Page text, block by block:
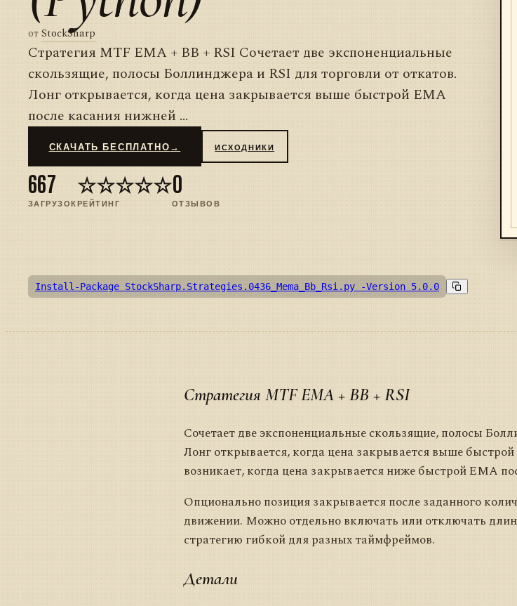
отStockSharp
Стратегия MTF EMA + BB + RSI Сочетает две экспоненциальные
скользящие, полосы Боллинджера и RSI для торговли от откатов.
Лонг открывается, когда цена закрывается выше быстрой EMA
после касания нижней ...
СКАЧАТЬ БЕСПЛАТНО → ИСХОДНИКИ
667
ЗАГРУЗОК
☆☆☆☆☆
РЕЙТИНГ
0
ОТЗЫВОВ
Install-Package StockSharp.Strategies.0436_Mema_Bb_Rsi.py -Version 5.0.0
Стратегия MTF EMA + BB + RSI
Сочетает две экспоненциальные скользящие, полосы
Лонг открывается, когда цена закрывается выше
возникает, когда цена закрывается ниже быстрой EMA
Опционально позиция закрывается после заданного
движении. Можно отдельно включать или отключать
стратегию гибкой для разных таймфреймов.
Детали